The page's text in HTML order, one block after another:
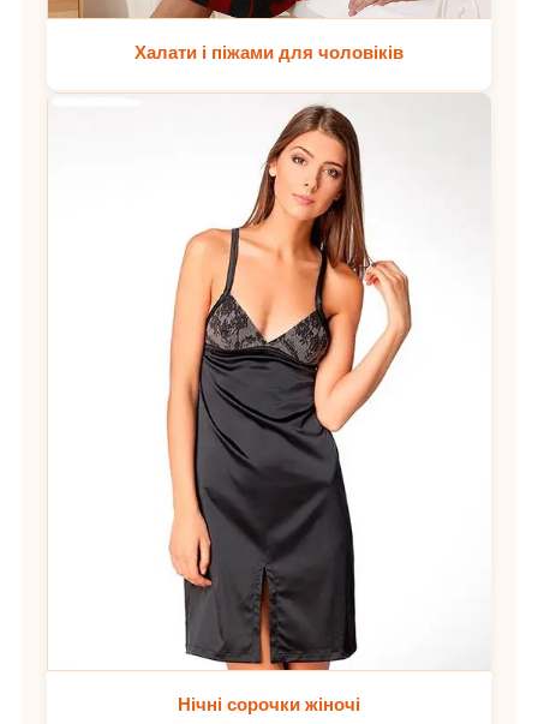
Халати і піжами для чоловіків
Нічні сорочки жіночі